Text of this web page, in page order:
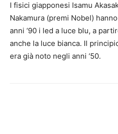
I fisici giapponesi Isamu
Nakamura (premi Nobel)
anni ‘90 i led a luce blu, a
anche la luce bianca. Il
era già noto negli anni ‘50.